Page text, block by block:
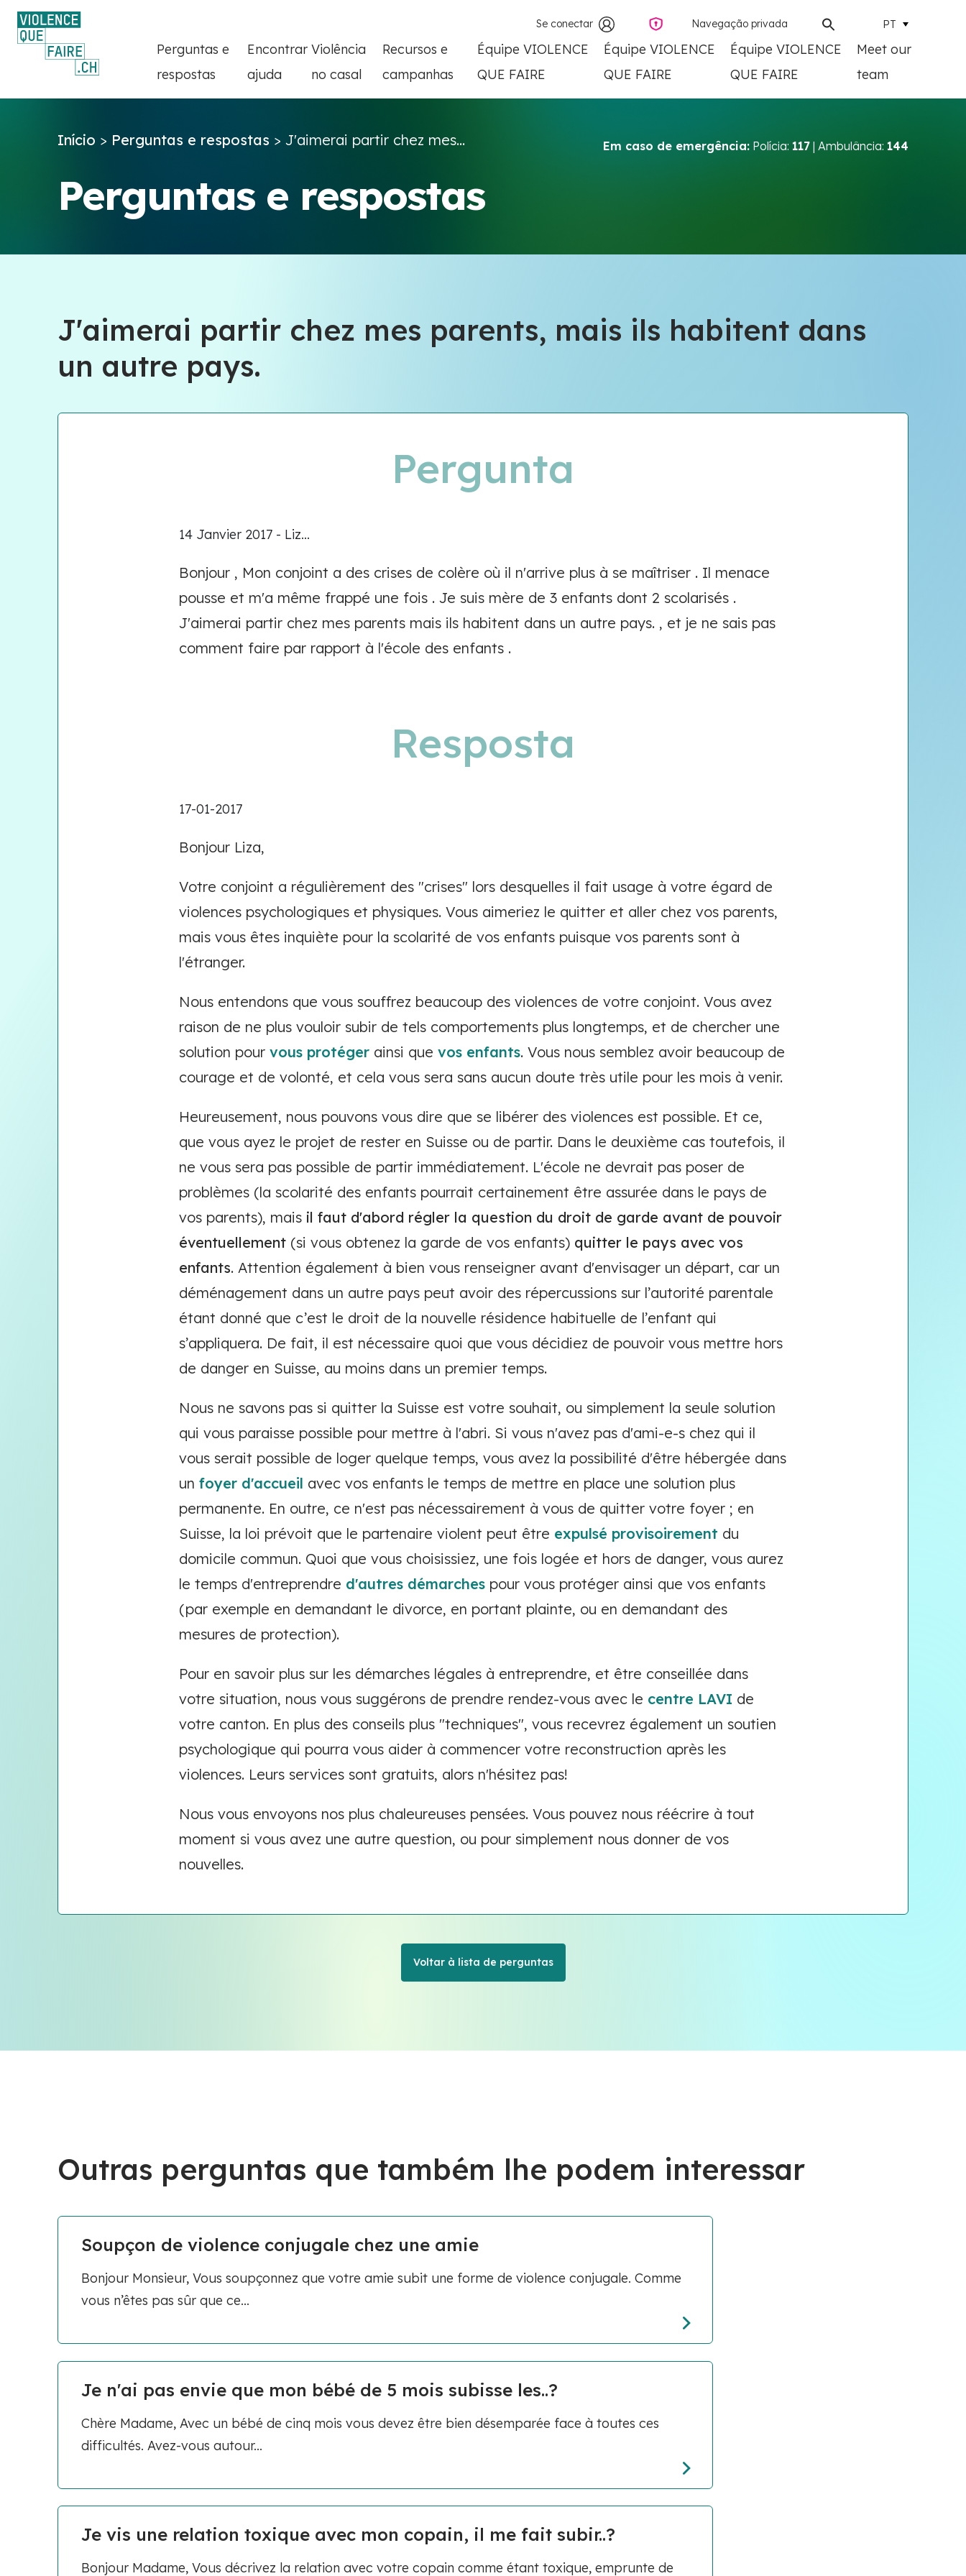
Se conectar Navegação privada PT
Perguntas e
respostas
Encontrar
ajuda
Violência
no casal
Recursos e
campanhas
Équipe VIOLENCE
QUE FAIRE
Équipe VIOLENCE
QUE FAIRE
Équipe VIOLENCE
QUE FAIRE
Meet our
team
Início > Perguntas e respostas > J'aimerai partir chez mes... Em caso de emergência: Polícia: 117 | Ambulância: 144
Perguntas e respostas
J'aimerai partir chez mes parents, mais ils habitent dans
un autre pays.
Pergunta
14 Janvier 2017 - Liz...
Bonjour , Mon conjoint a des crises de colère où il n'arrive plus à se maîtriser . Il menace
pousse et m'a même frappé une fois . Je suis mère de 3 enfants dont 2 scolarisés .
J'aimerai partir chez mes parents mais ils habitent dans un autre pays. , et je ne sais pas
comment faire par rapport à l'école des enfants .
Resposta
17-01-2017
Bonjour Liza,
Votre conjoint a régulièrement des "crises" lors desquelles il fait usage à votre égard de
violences psychologiques et physiques. Vous aimeriez le quitter et aller chez vos parents,
mais vous êtes inquiète pour la scolarité de vos enfants puisque vos parents sont à
l'étranger.
Nous entendons que vous souffrez beaucoup des violences de votre conjoint. Vous avez
raison de ne plus vouloir subir de tels comportements plus longtemps, et de chercher une
solution pour vous protéger ainsi que vos enfants. Vous nous semblez avoir beaucoup de
courage et de volonté, et cela vous sera sans aucun doute très utile pour les mois à venir.
Heureusement, nous pouvons vous dire que se libérer des violences est possible. Et ce,
que vous ayez le projet de rester en Suisse ou de partir. Dans le deuxième cas toutefois, il
ne vous sera pas possible de partir immédiatement. L'école ne devrait pas poser de
problèmes (la scolarité des enfants pourrait certainement être assurée dans le pays de
vos parents), mais il faut d'abord régler la question du droit de garde avant de pouvoir
éventuellement (si vous obtenez la garde de vos enfants) quitter le pays avec vos
enfants. Attention également à bien vous renseigner avant d'envisager un départ, car un
déménagement dans un autre pays peut avoir des répercussions sur l’autorité parentale
étant donné que c’est le droit de la nouvelle résidence habituelle de l’enfant qui
s’appliquera. De fait, il est nécessaire quoi que vous décidiez de pouvoir vous mettre hors
de danger en Suisse, au moins dans un premier temps.
Nous ne savons pas si quitter la Suisse est votre souhait, ou simplement la seule solution
qui vous paraisse possible pour mettre à l'abri. Si vous n'avez pas d'ami-e-s chez qui il
vous serait possible de loger quelque temps, vous avez la possibilité d'être hébergée dans
un foyer d'accueil avec vos enfants le temps de mettre en place une solution plus
permanente. En outre, ce n'est pas nécessairement à vous de quitter votre foyer ; en
Suisse, la loi prévoit que le partenaire violent peut être expulsé provisoirement du
domicile commun. Quoi que vous choisissiez, une fois logée et hors de danger, vous aurez
le temps d'entreprendre d'autres démarches pour vous protéger ainsi que vos enfants
(par exemple en demandant le divorce, en portant plainte, ou en demandant des
mesures de protection).
Pour en savoir plus sur les démarches légales à entreprendre, et être conseillée dans
votre situation, nous vous suggérons de prendre rendez-vous avec le centre LAVI de
votre canton. En plus des conseils plus "techniques", vous recevrez également un soutien
psychologique qui pourra vous aider à commencer votre reconstruction après les
violences. Leurs services sont gratuits, alors n'hésitez pas!
Nous vous envoyons nos plus chaleureuses pensées. Vous pouvez nous réécrire à tout
moment si vous avez une autre question, ou pour simplement nous donner de vos
nouvelles.
Voltar à lista de perguntas
Outras perguntas que também lhe podem interessar
Soupçon de violence conjugale chez une amie
Bonjour Monsieur, Vous soupçonnez que votre amie subit une forme de violence conjugale. Comme
vous n’êtes pas sûr que ce...
Je n'ai pas envie que mon bébé de 5 mois subisse les..?
Chère Madame, Avec un bébé de cinq mois vous devez être bien désemparée face à toutes ces
difficultés. Avez-vous autour...
Je vis une relation toxique avec mon copain, il me fait subir..?
Bonjour Madame, Vous décrivez la relation avec votre copain comme étant toxique, emprunte de